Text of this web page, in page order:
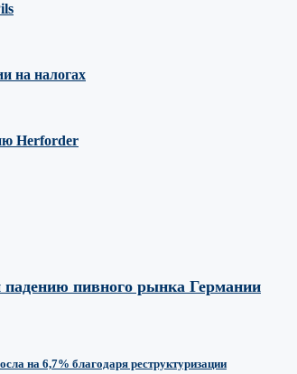
на налогах
Herforder
пивного рынка Германии
на 6,7% благодаря реструктуризации